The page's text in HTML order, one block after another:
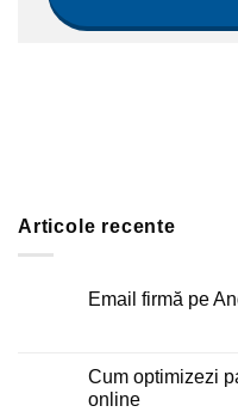
Articole recente
Email firmă pe
Email
firmă
pe
Cum optimizezi
online